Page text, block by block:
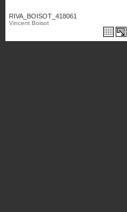
RIVA_BOISOT_418061
Vincent Boisot